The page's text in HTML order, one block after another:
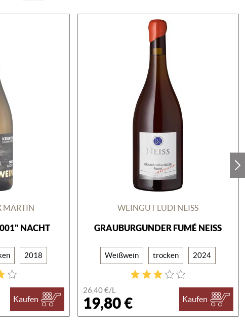
MARTIN
NACHT
2018
Kaufen
WEINGUT LUDI NEISS
GRAUBURGUNDER FUMÉ NEISS
Weißwein trocken 2024
26,40 €/L
19,80 € Kaufen